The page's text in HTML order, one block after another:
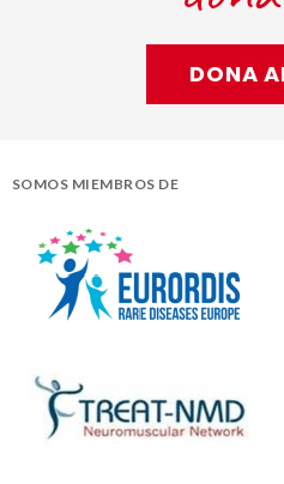
DONA
SOMOS MIEMBROS DE